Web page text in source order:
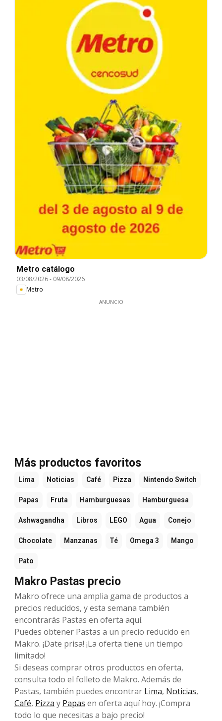
Metro catálogo
03/08/2026- 09/08/2026
Metro
ANUNCIO
Más productos favoritos
Lima Noticias Café Pizza Nintendo Switch
Papas Fruta Hamburguesas Hamburguesa
Ashwagandha Libros LEGO Agua Conejo
Chocolate Manzanas Té Omega 3 Mango
Pato
Makro Pastas precio
Makro ofrece una amplia gama de productos a
precios reducidos, y esta semana también
encontrarás Pastas en oferta aquí.
Puedes obtener Pastas a un precio reducido en
Makro. ¡Date prisa! ¡La oferta tiene un tiempo
limitado!
Si deseas comprar otros productos en oferta,
consulta todo el folleto de Makro. Además de
Pastas, también puedes encontrar Lima, Noticias,
Café, Pizza y Papas en oferta aquí hoy. ¡Compra
todo lo que necesitas a bajo precio!